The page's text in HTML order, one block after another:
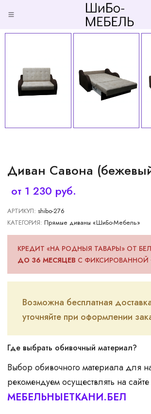
ГЛАВНАЯ
ДОСТАВКА
РАССРОЧКА
КОНТАКТЫ
ДЛЯ ЮР.ЛИЦ
Диван Савона
от 1 230 руб.
АРТИКУЛ: shibo-276
КАТЕГОРИЯ: Прямые диваны «ШиБо-Мебель»
КРЕДИТ «НА РОДНЫЯ ТАВАРЫ» ОТ
ДО 36 МЕСЯЦЕВ С ФИКСИРОВАННОЙ
Возможна бесплатная
уточняйте при оформлении
Где выбрать обивочный материал?
Выбор обивочного материала для
рекомендуем осуществлять на сайте
МЕБЕЛЬНЫЕТКАНИ.БЕЛ